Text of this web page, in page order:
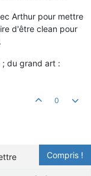
Arthur pour mettre
d'être clean pour
du grand art :
0
Compris !